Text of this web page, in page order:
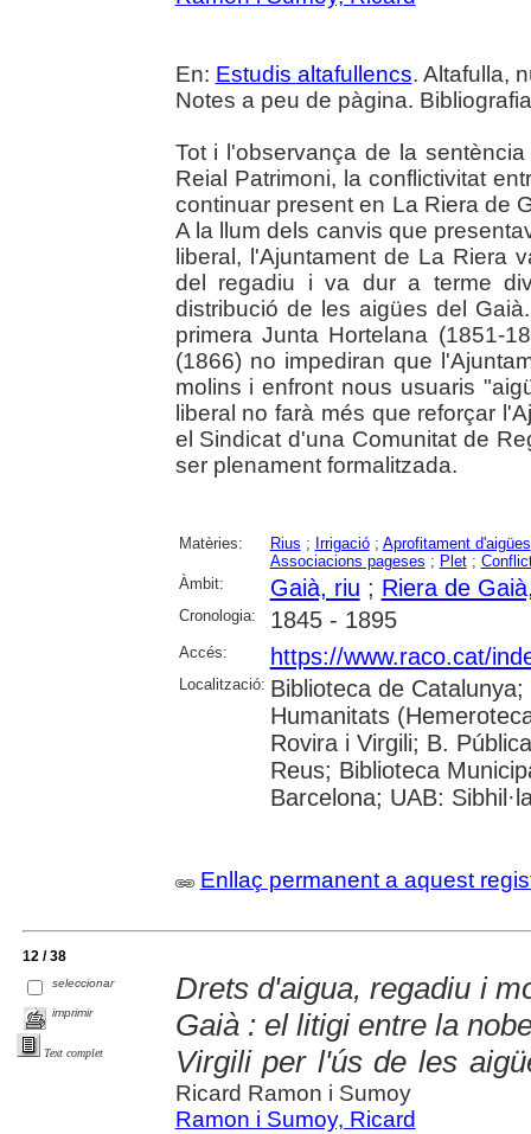
En: Estudis altafullencs. Altafulla,
Notes a peu de pàgina.
Tot i l'observança de la
Reial Patrimoni, la conflictivitat
continuar present en La Riera de
A la llum dels canvis que
liberal, l'Ajuntament de La Riera
del regadiu i va dur a terme
distribució de les aigües del
primera Junta Hortelana (1851-
(1866) no impediran que
molins i enfront nous usuaris
liberal no farà més que reforçar
el Sindicat d'una Comunitat de
ser plenament formalitzada.
Matèries: Rius ; Irrigació; Aprofitament d'aigües
Associacions pageses ; Plet;
Àmbit:
Gaià, riu ; Riera de
Cronologia: 1845 - 1895
Accés: https://www.raco.cat/
Localització: Biblioteca de
Humanitats
Rovira i Virgili; B.
Reus; Biblioteca
Barcelona; UAB:
Enllaç permanent a aquest
12 / 38
seleccionar
imprimir
Text complet
Drets d'aigua, regadiu i
Gaià : el litigi entre la
Virgili per l'ús de les
Ricard Ramon i Sumoy
Ramon i Sumoy, Ricard